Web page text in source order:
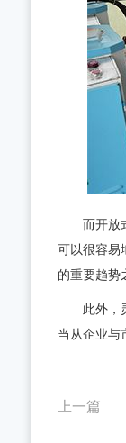
而开放式
可以很容易
的重要趋势
此外，灵
当从企业与
上一篇